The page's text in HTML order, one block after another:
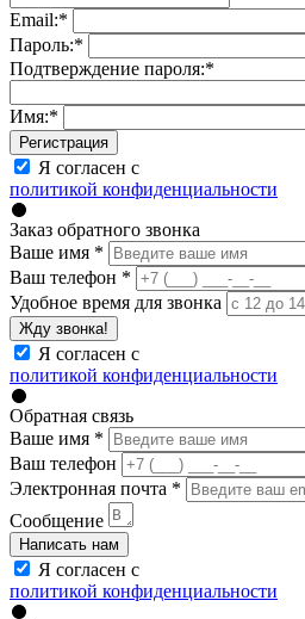
Email:*
Пароль:*
Подтверждение пароля:*
Имя:*
Регистрация
Я согласен с
политикой конфиденциальности
Заказ обратного звонка
Ваше имя *
Ваш телефон *
Удобное время для звонка
Жду звонка!
Я согласен с
политикой конфиденциальности
Обратная связь
Ваше имя *
Ваш телефон
Электронная почта *
Сообщение
Написать нам
Я согласен с
политикой конфиденциальности